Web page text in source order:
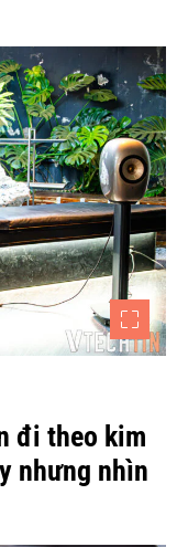
đi theo kim
nhưng nhìn